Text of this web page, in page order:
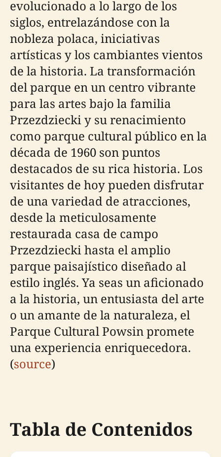
evolucionado a lo largo de los
siglos, entrelazándose con la
nobleza polaca, iniciativas
artísticas y los cambiantes vientos
de la historia. La transformación
del parque en un centro vibrante
para las artes bajo la familia
Przezdziecki y su renacimiento
como parque cultural público en la
década de 1960 son puntos
destacados de su rica historia. Los
visitantes de hoy pueden disfrutar
de una variedad de atracciones,
desde la meticulosamente
restaurada casa de campo
Przezdziecki hasta el amplio
parque paisajístico diseñado al
estilo inglés. Ya seas un aficionado
a la historia, un entusiasta del arte
o un amante de la naturaleza, el
Parque Cultural Powsin promete
una experiencia enriquecedora.
(source)
Tabla de Contenidos